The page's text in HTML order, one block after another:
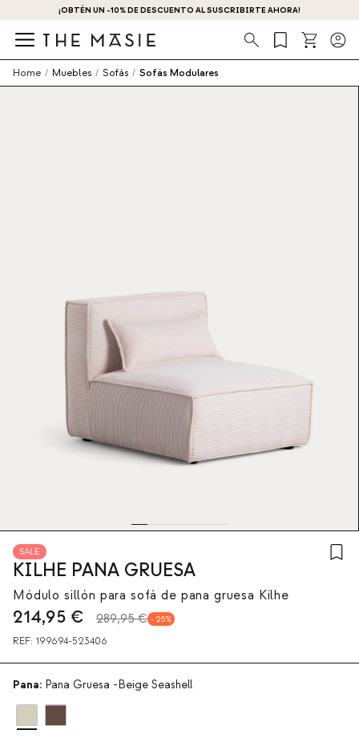
¡OBTÉN UN -10% DE DESCUENTO AL SUSCRIBIRTE AHORA!
Búsqueda
Home / Muebles / Sofás / Sofás Modulares
SALE
KILHE PANA GRUESA
Módulo sillón para sofá de pana gruesa Kilhe
214,95 € 289,95 € 25
REF: 199694-523406
Pana: Pana Gruesa -Beige Seashell